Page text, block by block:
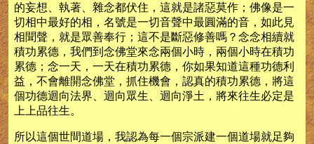
的妄想、執著、雜念都伏住，這就是諸惡莫作；佛像是一
切相中最好的相，名號是一切音聲中最圓滿的音，如此見
相聞聲，就是眾善奉行；這不是斷惡修善嗎？念念相續就
積功累德，我們到念佛堂來念兩個小時，兩個小時在積功
累德；念一天，一天在積功累德，你如果知道這種功德利
益，不會離開念佛堂，抓住機會，認真的積功累德，將這
個功德迴向法界、迴向眾生、迴向淨土，將來往生必定是
上上品往生。
所以這個世間道場，我認為每一個宗派建一個道場就足夠